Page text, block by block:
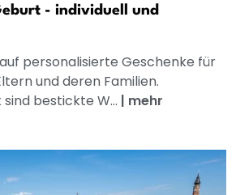
- individuell und
personalisierte Geschenke für
und deren Familien.
bestickte W... | mehr